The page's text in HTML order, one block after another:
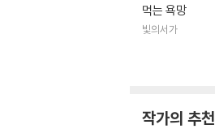
먹는 욕망
빛의서가
작가의 추천